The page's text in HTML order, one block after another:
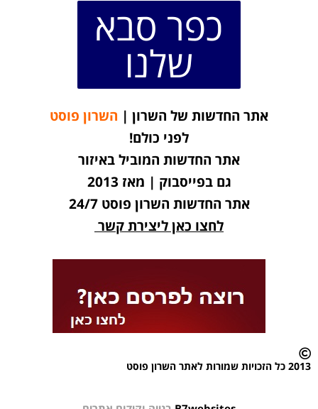
כפר סבא
שלנו
אתר החדשות של השרון | השרון פוסט
לפני כולם!
אתר החדשות המוביל באיזור
גם בפייסבוק | מאז 2013
אתר החדשות השרון פוסט 24/7
לחצו כאן ליצירת קשר
2013 כל הזכויות שמורות לאתר השרון פוסט